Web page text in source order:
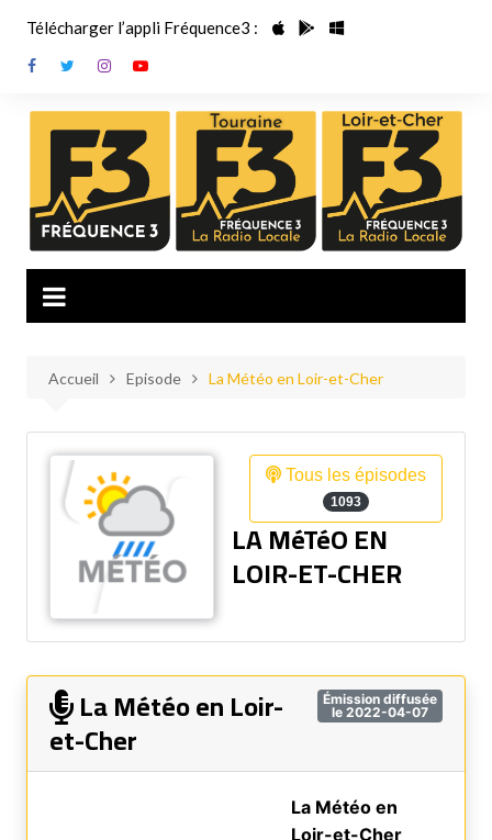
contenu
Télécharger l’appli Fréquence3 :
Accueil Episode La Météo en Loir-et-Cher
Tous les épisodes
1093
LA MéTéO EN
LOIR-ET-CHER
Émission diffusée
le 2022-04-07
La Météo en Loir-
et-Cher
La Météo en
Loir-et-Cher